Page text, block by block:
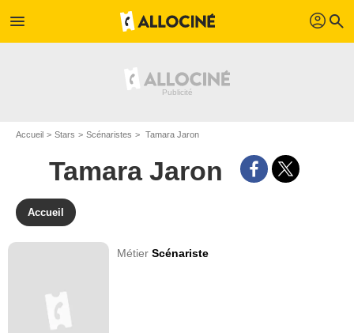
menu profil search
Accueil Stars Scénaristes Tamara Jaron
Tamara Jaron
Accueil
MétierScénariste